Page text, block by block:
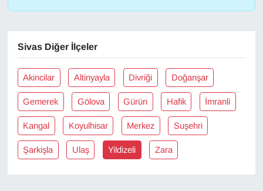
Sivas Diğer İlçeler
Akincilar Altinyayla Divriği Doğanşar
Gemerek Gölova Gürün Hafik İmranli
Kangal Koyulhisar Merkez Suşehri
Şarkişla Ulaş Yildizeli Zara
Kadın
Kamu Alımları
Kim Kimdir?
Kültür & Sanat